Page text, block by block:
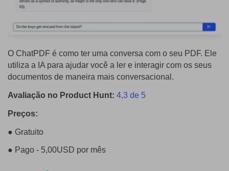
O ChatPDF é como ter uma conversa com o seu PDF. Ele
utiliza a IA para ajudar você a ler e interagir com os seus
documentos de maneira mais conversacional.
Avaliação no Product Hunt: 4,3 de 5
Preços:
● Gratuito
● Pago - 5,00USD por mês